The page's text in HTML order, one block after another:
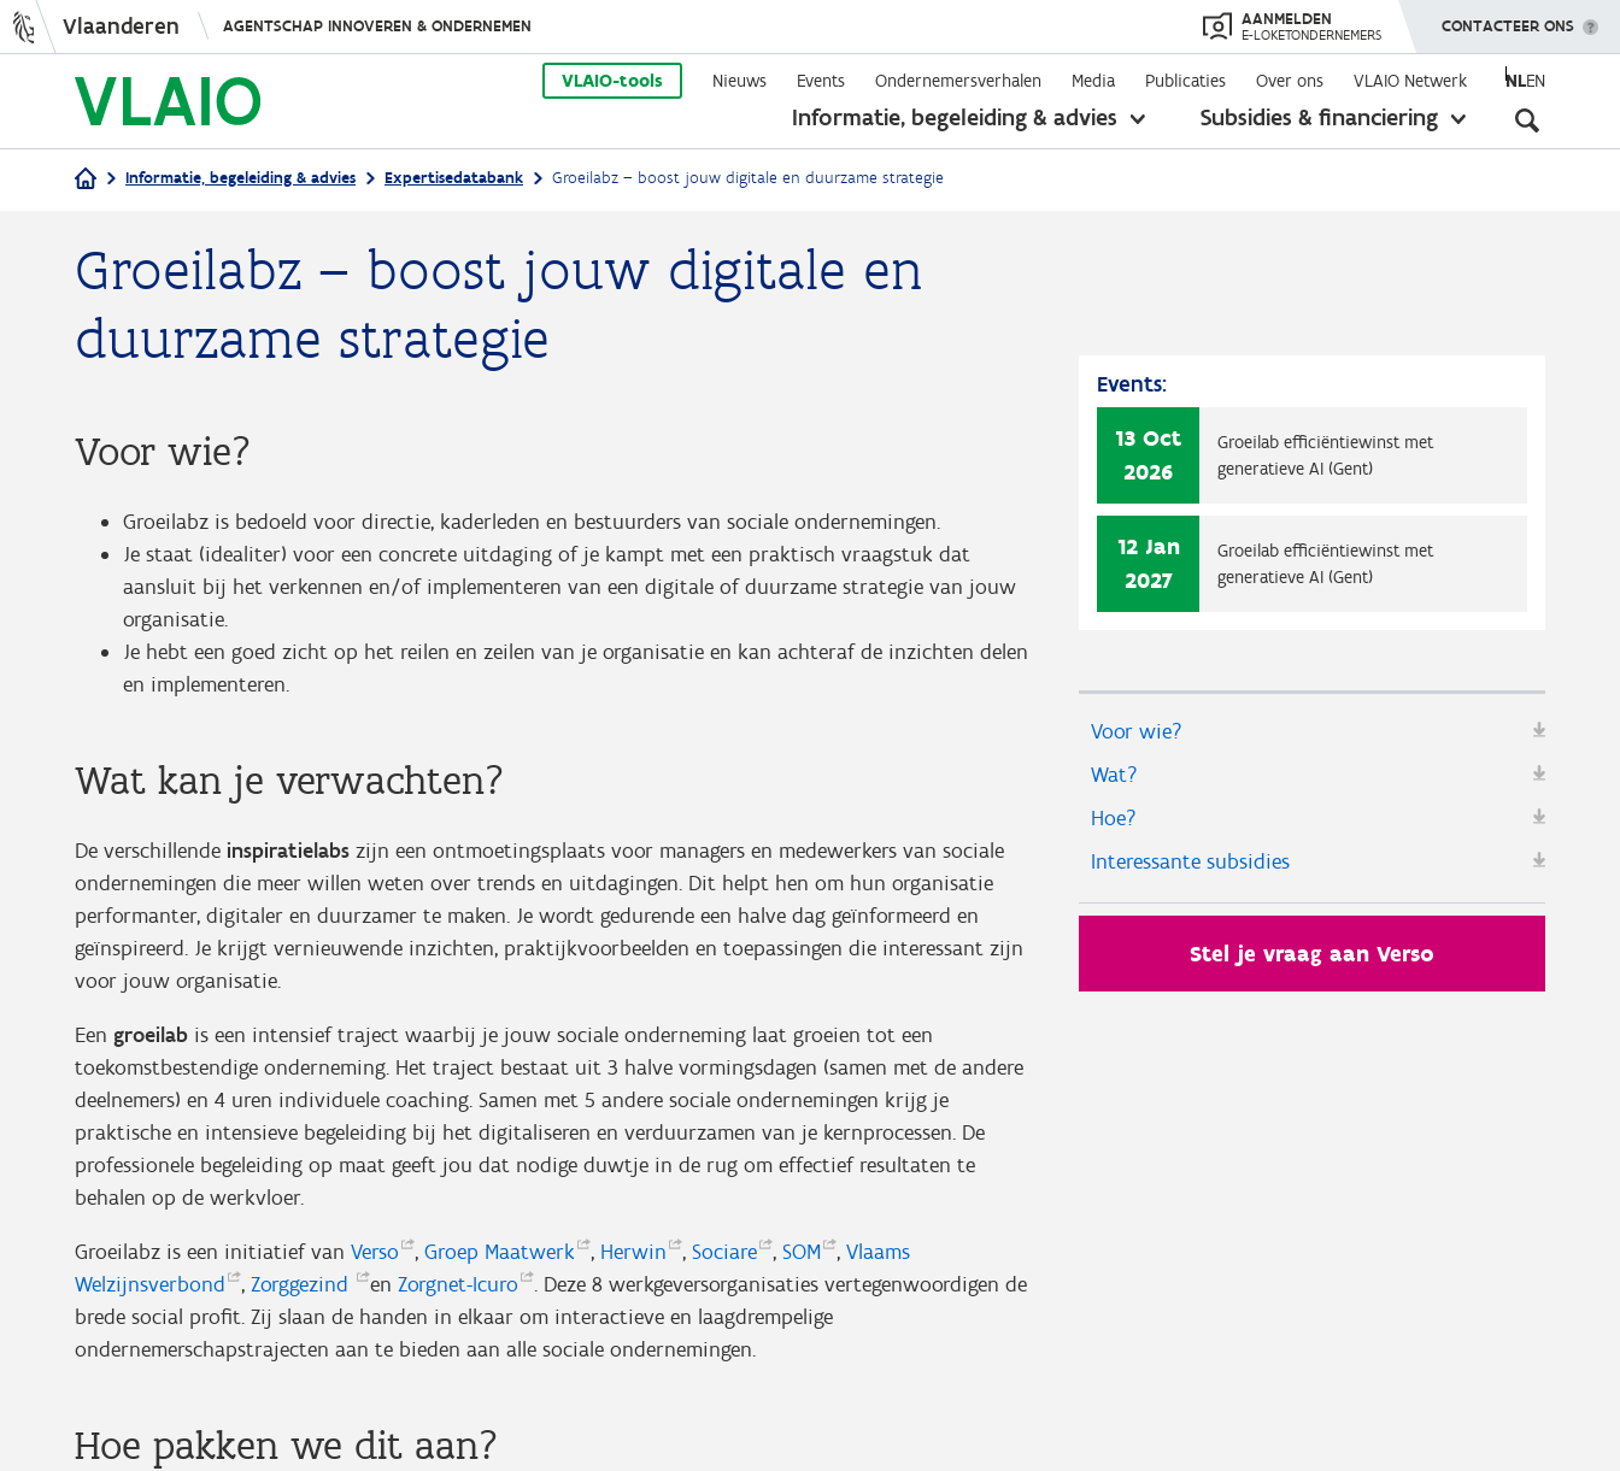
Overslaan
en
naar
de
inhoud
Vlaanderen AGENTSCHAP INNOVEREN & ONDERNEMEN AANMELDEN
E-LOKETONDERNEMERS TOON MENU
CONTACTEER ONS
VLAIO-tools Nieuws Events Ondernemersverhalen Media Publicaties Over ons VLAIO Netwerk NLEN
Informatie, begeleiding & advies
toon
Subsidies & financiering
toon
Kruimelpad
Informatie, begeleiding & advies Expertisedatabank Groeilabz – boost jouw digitale en duurzame strategie
Groeilabz – boost jouw digitale en
duurzame strategie
Voor wie?
Groeilabz is bedoeld voor directie, kaderleden en bestuurders van sociale ondernemingen.
Je staat (idealiter) voor een concrete uitdaging of je kampt met een praktisch vraagstuk dat
aansluit bij het verkennen en/of implementeren van een digitale of duurzame strategie van jouw
organisatie.
Je hebt een goed zicht op het reilen en zeilen van je organisatie en kan achteraf de inzichten delen
en implementeren.
Wat kan je verwachten?
De verschillende inspiratielabs zijn een ontmoetingsplaats voor managers en medewerkers van sociale
ondernemingen die meer willen weten over trends en uitdagingen. Dit helpt hen om hun organisatie
performanter, digitaler en duurzamer te maken. Je wordt gedurende een halve dag geïnformeerd en
geïnspireerd. Je krijgt vernieuwende inzichten, praktijkvoorbeelden en toepassingen die interessant zijn
voor jouw organisatie.
Een groeilab is een intensief traject waarbij je jouw sociale onderneming laat groeien tot een
toekomstbestendige onderneming. Het traject bestaat uit 3 halve vormingsdagen (samen met de andere
deelnemers) en 4 uren individuele coaching. Samen met 5 andere sociale ondernemingen krijg je
praktische en intensieve begeleiding bij het digitaliseren en verduurzamen van je kernprocessen. De
professionele begeleiding op maat geeft jou dat nodige duwtje in de rug om effectief resultaten te
behalen op de werkvloer.
Groeilabz is een initiatief van Verso , Groep Maatwerk , Herwin , Sociare , SOM , Vlaams
Welzijnsverbond
, Zorggezind en Zorgnet-Icuro
. Deze 8 werkgeversorganisaties vertegenwoordigen de
brede social profit. Zij slaan de handen in elkaar om interactieve en laagdrempelige
ondernemerschapstrajecten aan te bieden aan alle sociale ondernemingen.
Hoe pakken we dit aan?
Events:
13 Oct
2026
Groeilab efficiëntiewinst met
generatieve AI (Gent)
12 Jan
2027
Groeilab efficiëntiewinst met
generatieve AI (Gent)
Voor wie?
Wat?
Hoe?
Interessante subsidies
Stel je vraag aan Verso